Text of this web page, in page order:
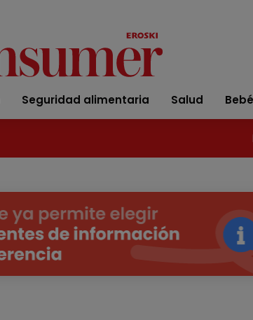
Seguridad alimentaria Salud